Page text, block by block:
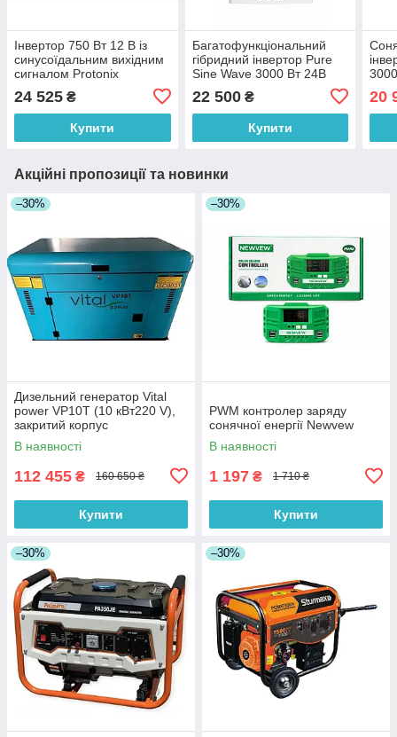
Інвертор 750 Вт 12 В із
синусоїдальним вихідним
сигналом Protonix
24 525 ₴
Купити
Багатофункціональний
гібридний інвертор Pure
Sine Wave 3000 Вт 24В
22 500₴
Купити
20
Акційні пропозиції та новинки
–30%
Дизельний генератор Vital
power VP10T (10 кВт220 V),
закритий корпус
В наявності
112 455 ₴ 160 650 ₴
Купити
–30%
PWM контролер заряду
сонячної енергії Newvew
В наявності
1 197 ₴ 1 710 ₴
Купити
–30% –30%